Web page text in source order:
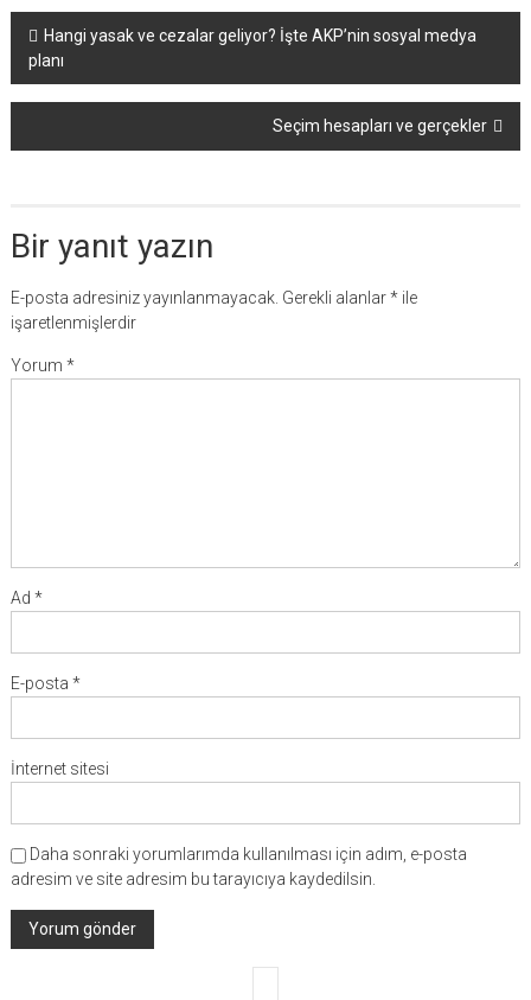
Yazı
dolaşımı
Hangi yasak ve cezalar geliyor? İşte AKP’nin sosyal medya
planı
Seçim hesapları ve gerçekler
Bir yanıt yazın
E-posta adresiniz yayınlanmayacak. Gerekli alanlar*ile
işaretlenmişlerdir
Yorum *
Ad *
E-posta *
İnternet sitesi
Daha sonraki yorumlarımda kullanılması için adım, e-posta
adresim ve site adresim bu tarayıcıya kaydedilsin.